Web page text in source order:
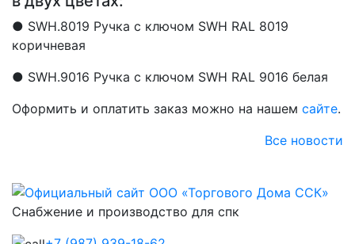
● SWH.8019 Ручка с ключом SWH RAL 8019
коричневая
● SWH.9016 Ручка с ключом SWH RAL 9016 белая
Оформить и оплатить заказ можно на нашем сайте.
Все новости
Снабжение и производство для спк